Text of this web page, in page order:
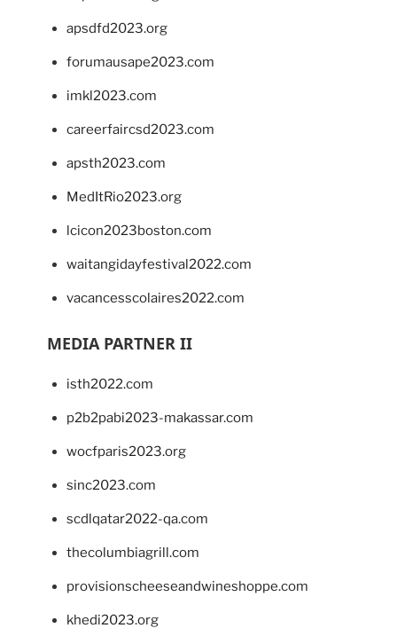
apsdfd2023.org
forumausape2023.com
imkl2023.com
careerfaircsd2023.com
apsth2023.com
MedItRio2023.org
lcicon2023boston.com
waitangidayfestival2022.com
vacancesscolaires2022.com
MEDIA PARTNER II
isth2022.com
p2b2pabi2023-makassar.com
wocfparis2023.org
sinc2023.com
scdlqatar2022-qa.com
thecolumbiagrill.com
provisionscheeseandwineshoppe.com
khedi2023.org